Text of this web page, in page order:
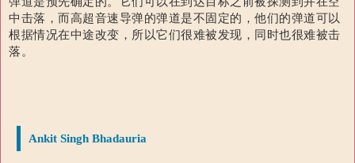
中击落，而高超音速导弹的弹道是不固定的，他们的弹道可以
根据情况在中途改变，所以它们很难被发现，同时也很难被击
落。
Ankit Singh Bhadauria